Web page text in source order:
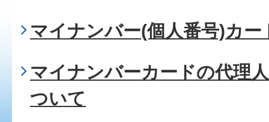
マイナンバー(個人番号)カー
マイナンバーカードの代理
ついて